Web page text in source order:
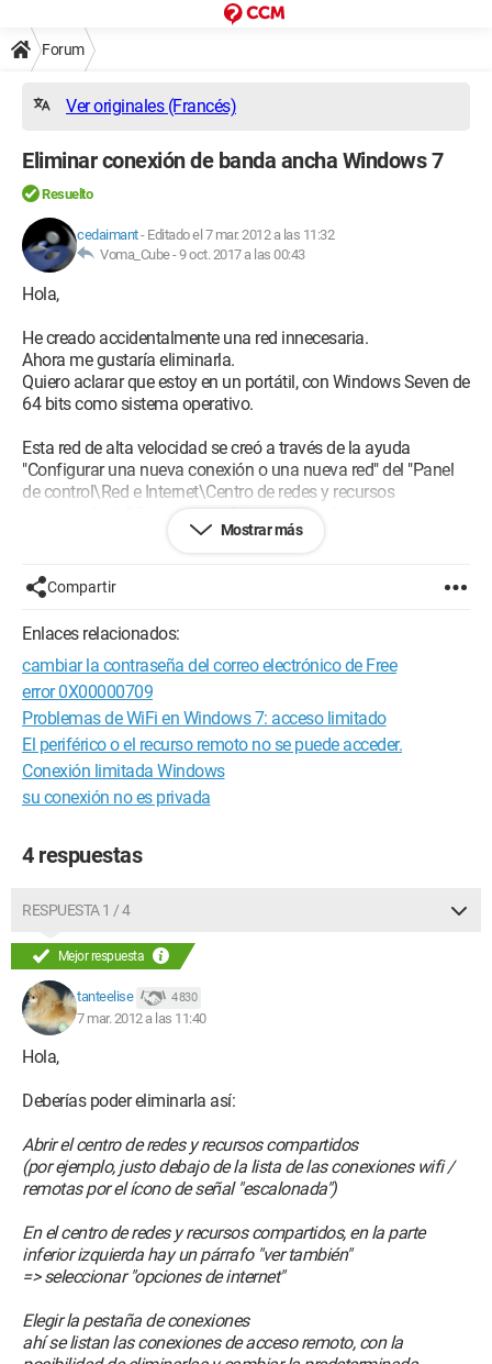
Forum
Ver originales (Francés)
Eliminar conexión de banda ancha Windows 7
Resuelto
cedaimant- Editado el 7 mar. 2012 a las 11:32
Voma_Cube -9 oct. 2017 a las 00:43
Hola,
He creado accidentalmente una red innecesaria.
Ahora me gustaría eliminarla.
Quiero aclarar que estoy en un portátil, con Windows Seven de
64 bits como sistema operativo.
Esta red de alta velocidad se creó a través de la ayuda
"Configurar una nueva conexión o una nueva red" del "Panel
de control\Red e Internet\Centro de redes y recursos
compartidos" ("Conectarse a Internet", "Configurar una nueva
He encontrado este foro en
https://forum.pcastuces.com/sujet.asp?f=28&s=14669
pero no ayuda a eliminarlo, sino a usar dicha conexión...
Gracias de antemano por sus respuestas.
Configuración:Windows 7 / Firefox 10.0.2
Mostrar más
Compartir
Enlaces relacionados:
cambiar la contraseña del correo electrónico de Free
error 0X00000709
Problemas de WiFi en Windows 7: acceso limitado
El periférico o el recurso remoto no se puede acceder.
Conexión limitada Windows
su conexión no es privada
4 respuestas
RESPUESTA 1 / 4
Mejor respuesta
tanteelise 4 830
7 mar. 2012 a las 11:40
Hola,
Deberías poder eliminarla así:
Abrir el centro de redes y recursos compartidos
(por ejemplo, justo debajo de la lista de las conexiones wifi /
remotas por el ícono de señal "escalonada")
En el centro de redes y recursos compartidos, en la parte
inferior izquierda hay un párrafo "ver también"
=> seleccionar "opciones de internet"
Elegir la pestaña de conexiones
ahí se listan las conexiones de acceso remoto, con la